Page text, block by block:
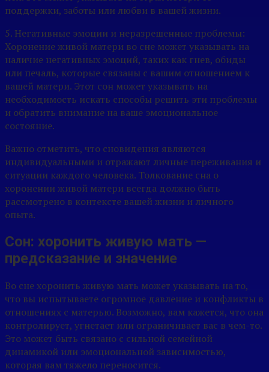
поддержки, заботы или любви в вашей жизни.
5. Негативные эмоции и неразрешенные проблемы:
Хоронение живой матери во сне может указывать на
наличие негативных эмоций, таких как гнев, обиды
или печаль, которые связаны с вашим отношением к
вашей матери. Этот сон может указывать на
необходимость искать способы решить эти проблемы
и обратить внимание на ваше эмоциональное
состояние.
Важно отметить, что сновидения являются
индивидуальными и отражают личные переживания и
ситуации каждого человека. Толкование сна о
хоронении живой матери всегда должно быть
рассмотрено в контексте вашей жизни и личного
опыта.
Сон: хоронить живую мать —
предсказание и значение
Во сне хоронить живую мать может указывать на то,
что вы испытываете огромное давление и конфликты в
отношениях с матерью. Возможно, вам кажется, что она
контролирует, угнетает или ограничивает вас в чем-то.
Это может быть связано с сильной семейной
динамикой или эмоциональной зависимостью,
которая вам тяжело переносится.